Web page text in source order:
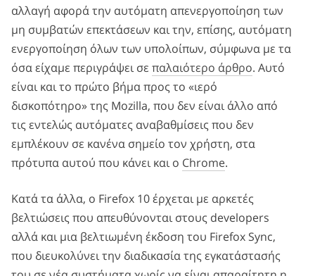
αλλαγή αφορά την αυτόματη απενεργοποίηση των
μη συμβατών επεκτάσεων και την, επίσης, αυτόματη
ενεργοποίηση όλων των υπολοίπων, σύμφωνα με τα
όσα είχαμε περιγράψει σε παλαιότερο άρθρο. Αυτό
είναι και το πρώτο βήμα προς το «ιερό
δισκοπότηρο» της Mozilla, που δεν είναι άλλο από
τις εντελώς αυτόματες αναβαθμίσεις που δεν
εμπλέκουν σε κανένα σημείο τον χρήστη, στα
πρότυπα αυτού που κάνει και ο Chrome.
Κατά τα άλλα, ο Firefox 10 έρχεται με αρκετές
βελτιώσεις που απευθύνονται στους developers
αλλά και μια βελτιωμένη έκδοση του Firefox Sync,
που διευκολύνει την διαδικασία της εγκατάστασής